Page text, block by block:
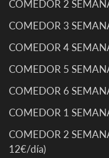
COMEDOR 2
COMEDOR 3
COMEDOR 4
COMEDOR 5
COMEDOR 6
COMEDOR 1
COMEDOR 2
12€/día)